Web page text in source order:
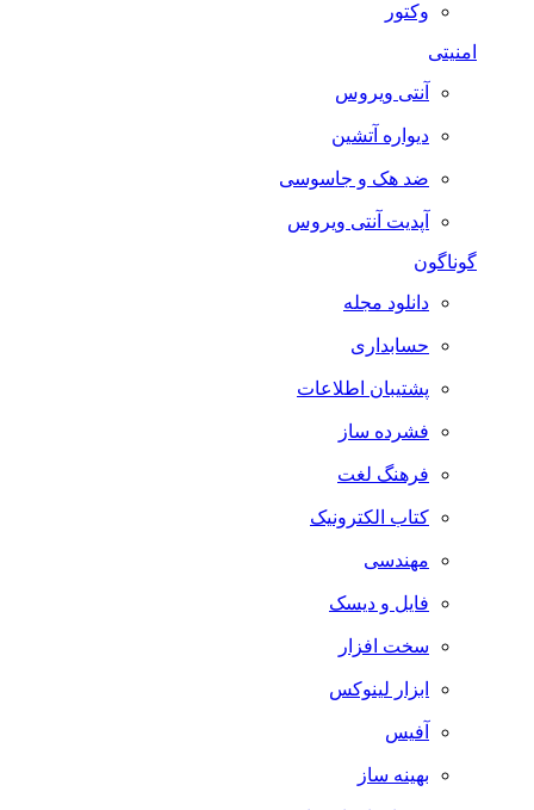
وکتور
امنیتی
آنتی ویروس
دیواره آتشین
ضد هک و جاسوسی
آپدیت آنتی ویروس
گوناگون
دانلود مجله
حسابداری
پشتیبان اطلاعات
فشرده ساز
فرهنگ لغت
کتاب الکترونیک
مهندسی
فایل و دیسک
سخت افزار
ابزار لینوکس
آفیس
بهینه ساز